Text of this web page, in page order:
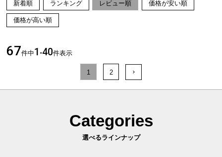
新着順 ランキング レビュー順 価格が安い順
価格が高い順
67件中1 -40件表示
1 2
Categories
選べるラインナップ